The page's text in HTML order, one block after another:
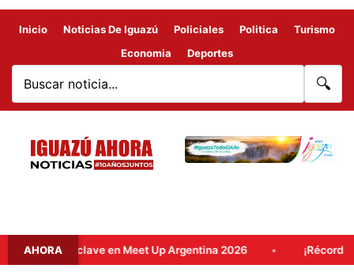
Inicio Noticias De Iguazú Policiales Politica
Turismo
Economia
Deportes
🔍
AHORA
clave en Meet Up Argentina 2026 ¡Récord